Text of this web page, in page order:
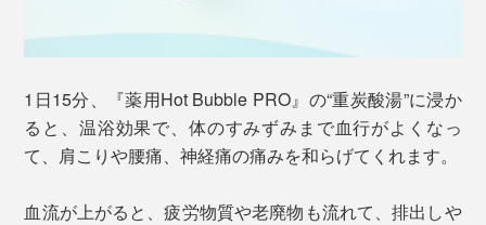
バートナウハイム（Bad Nauheim）は、古くから、重炭
酸イオンがたっぷり溶け込んだ、中性の自然炭酸泉が湧
き出る街。
1834年に、温泉療養地（＝Bad）の称号を認可されて、
世界中から人々が集まる保養地です。
1日15分、『薬用Hot Bubble PRO』の“重炭酸湯”に浸か
ると、温浴効果で、体のすみずみまで血行がよくなっ
て、肩こりや腰痛、神経痛の痛みを和らげてくれます。
血流が上がると、疲労物質や老廃物も流れて、排出しや